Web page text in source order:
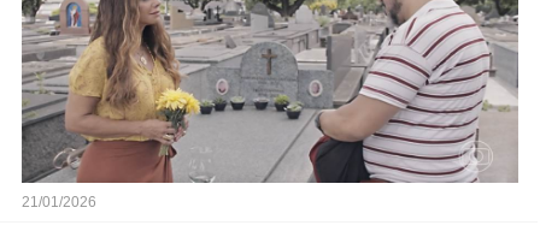
21/01/2026